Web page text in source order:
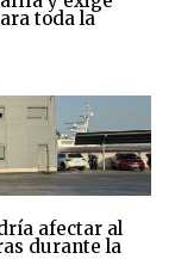
toda la
afectar al
durante la